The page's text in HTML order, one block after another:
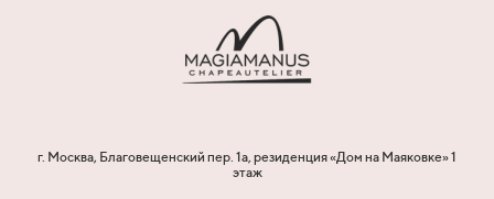
г. Москва, Благовещенский пер. 1а, резиденция «Дом на Маяковке» 1
этаж